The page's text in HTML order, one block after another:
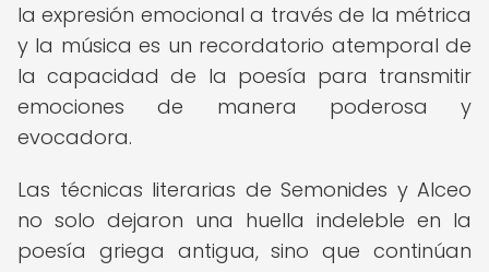
la expresión emocional a través de la métrica
y la música es un recordatorio atemporal de
la capacidad de la poesía para transmitir
emociones de manera poderosa y
evocadora.
Las técnicas literarias de Semonides y Alceo
no solo dejaron una huella indeleble en la
poesía griega antigua, sino que continúan